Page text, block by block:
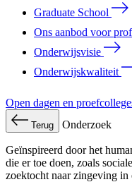
Graduate School
Ons aanbod voor
Onderwijsvisie
Onderwijskwaliteit
Open dagen en
Terug Onderzoek
Geïnspireerd door het
die er toe doen, zoals
zoektocht naar zingeving in